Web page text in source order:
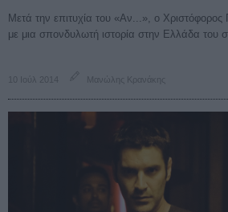
Μετά την επιτυχία του «Αν...», ο Χριστόφορος
με μια σπονδυλωτή ιστορία στην Ελλάδα του
10 Ιούλ 2014 Μανώλης Κρανάκης